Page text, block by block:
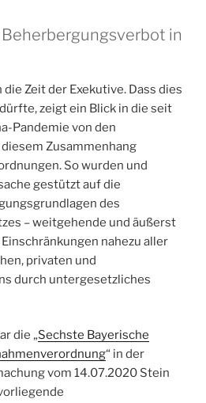
in
Zeit der Exekutive. Dass dies
zeigt ein Blick in die seit
Pandemie von den
Zusammenhang
So wurden und
gestützt auf die
des
– weitgehende und äußerst
nahezu aller
privaten und
durch untergesetzliches
die „Sechste Bayerische
“ in der
vom 14.07.2020 Stein